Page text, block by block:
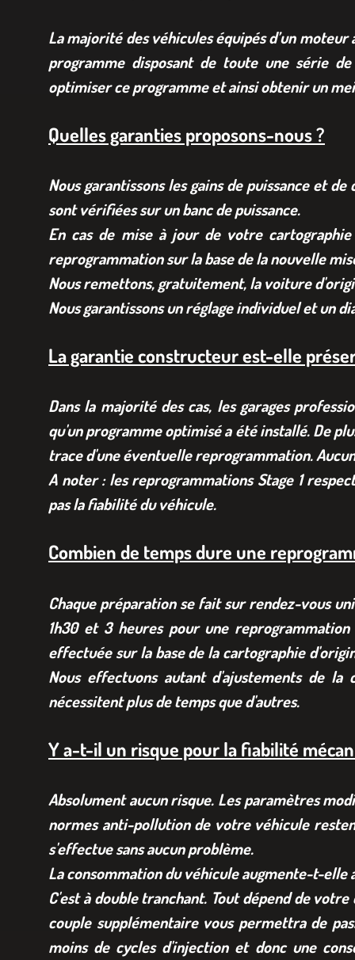
La majorité des véhicules équipés d’un
programme disposant de toute une série
optimiser ce programme et ainsi obtenir un
Quelles garanties proposons-nous ?
Nous garantissons les gains de puissance et
sont vérifiées sur un banc de puissance.
En cas de mise à jour de votre
reprogrammation sur la base de la nouvelle
Nous remettons, gratuitement, la voiture
Nous garantissons un réglage individuel et un
La garantie constructeur est-elle
Dans la majorité des cas, les garages
qu'un programme optimisé a été installé. De
trace d'une éventuelle reprogrammation.
A noter : les reprogrammations Stage 1
pas la fiabilité du véhicule.
Combien de temps dure une
Chaque préparation se fait sur rendez-vous
1h30 et 3 heures pour une reprogrammation
effectuée sur la base de la cartographie
Nous effectuons autant d'ajustements de
nécessitent plus de temps que d'autres.
Y a-t-il un risque pour la fiabilité
Absolument aucun risque. Les paramètres
normes anti-pollution de votre véhicule
s'effectue sans aucun problème.
La consommation du véhicule augmente-t-elle
C'est à double tranchant. Tout dépend de
couple supplémentaire vous permettra de
moins de cycles d'injection et donc une